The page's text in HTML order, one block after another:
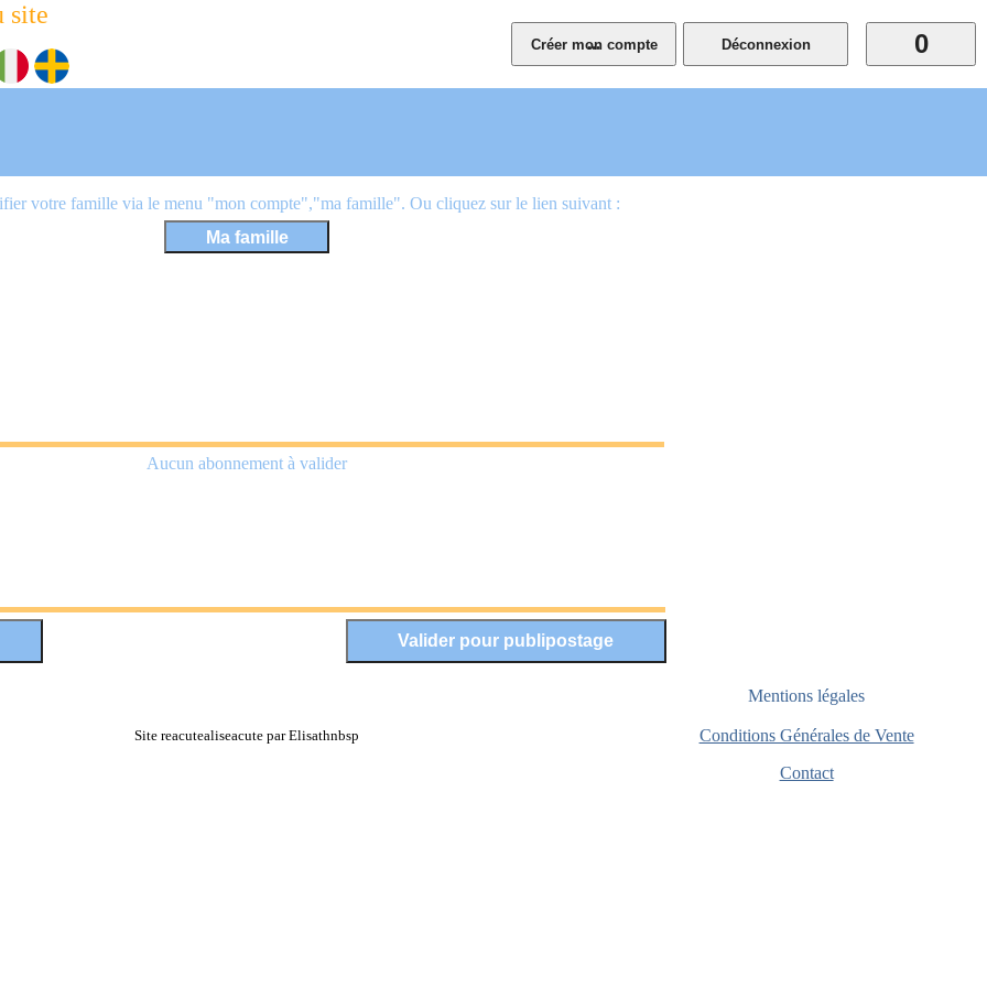
site
0
...
votre famille via le menu "mon compte","ma famille". Ou cliquez sur le lien suivant :
Aucun abonnement à valider
Site reacutealiseacute par Elisathnbsp
Mentions légales
Conditions Générales de Vente
Contact